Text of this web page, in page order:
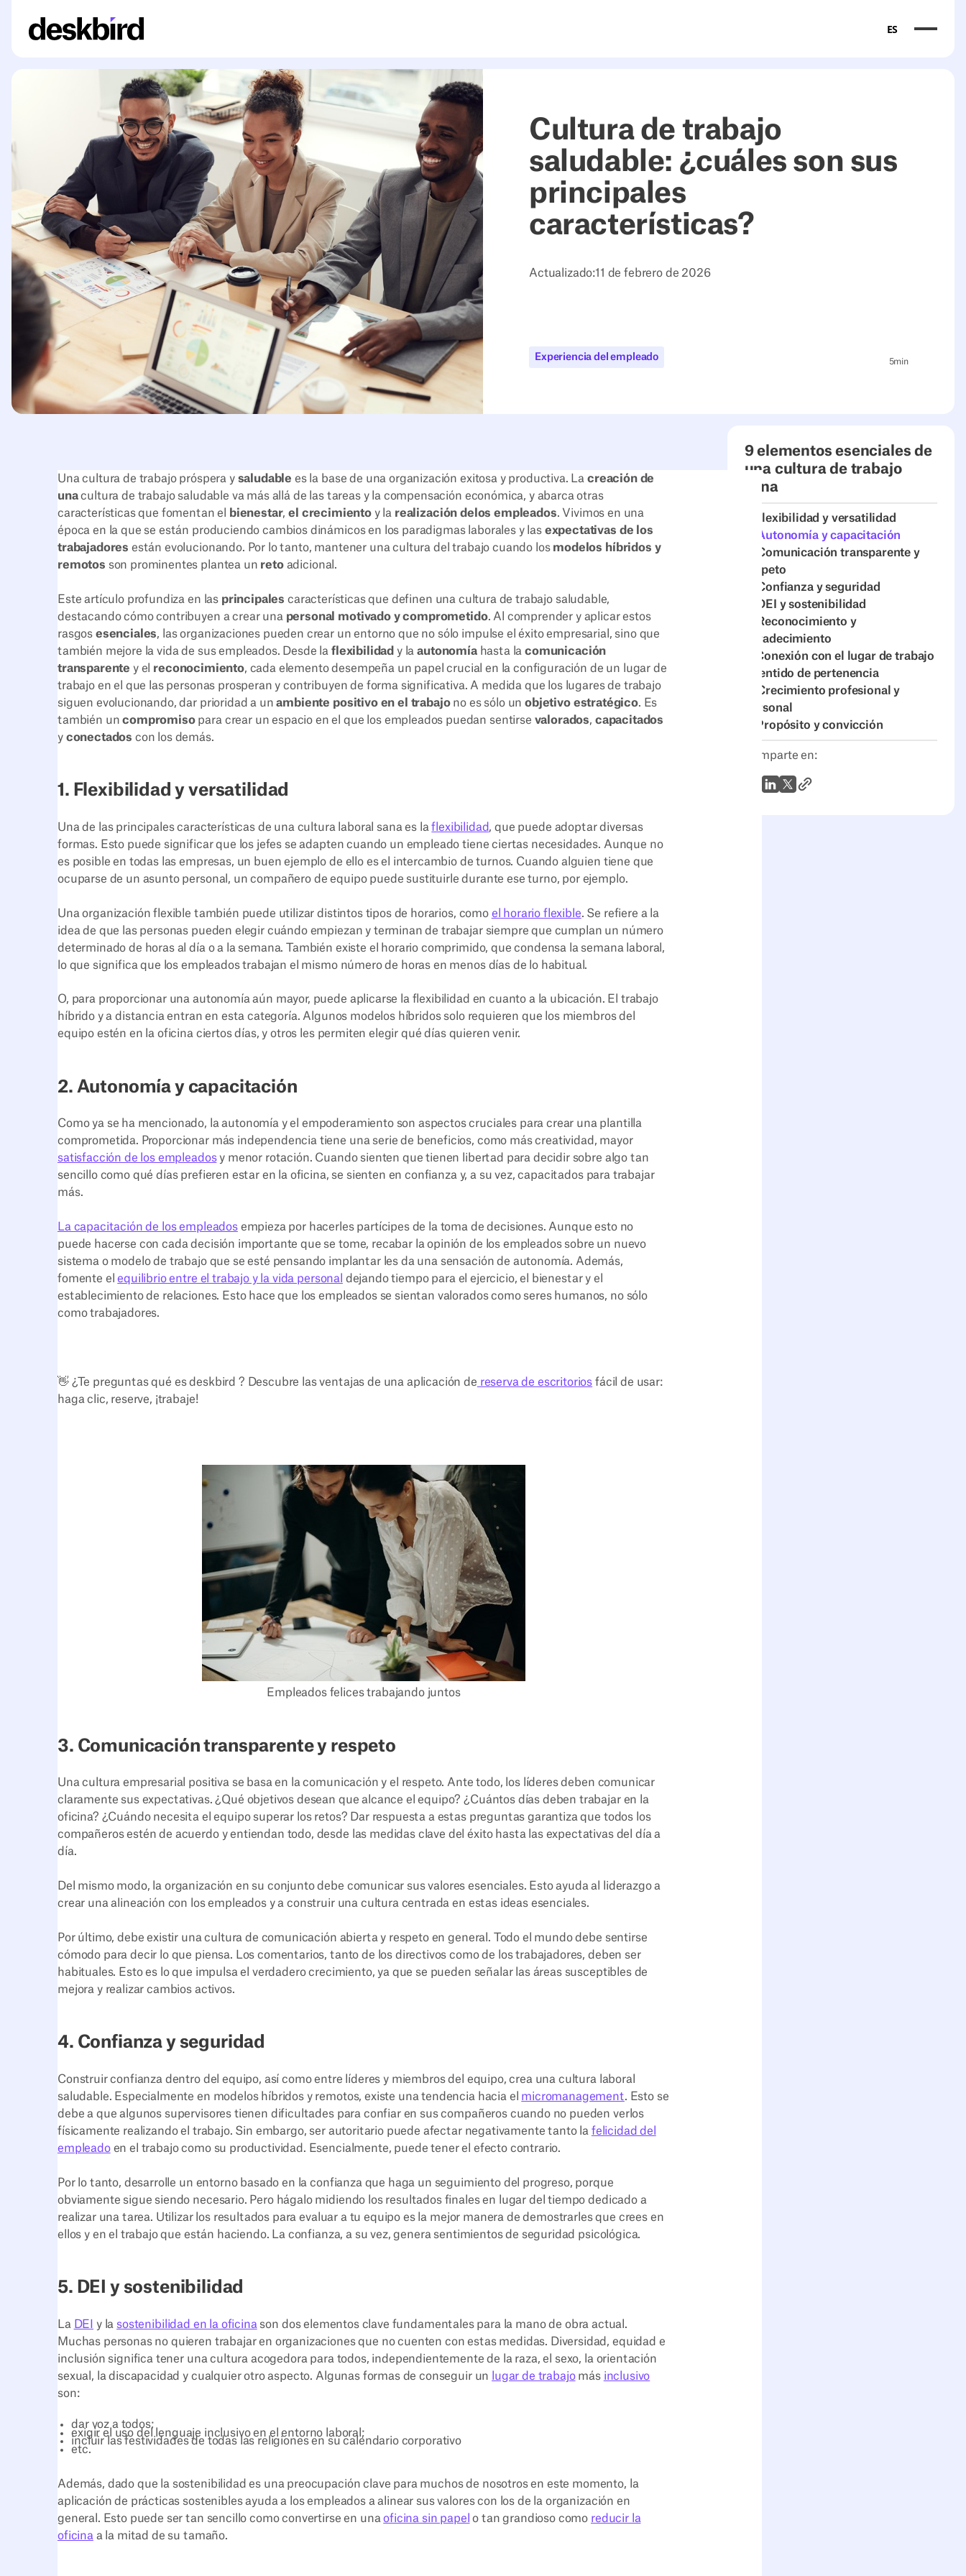
ES
Cultura de trabajo
saludable: ¿cuáles son sus
principales
características?
Actualizado:11 de febrero de 2026
Experiencia del empleado 5min
9 elementos esenciales de
una cultura de trabajo
sana
1. Flexibilidad y versatilidad
2. Autonomía y capacitación
3. Comunicación transparente y
respeto
4. Confianza y seguridad
5. DEI y sostenibilidad
6. Reconocimiento y
agradecimiento
7. Conexión con el lugar de trabajo
y sentido de pertenencia
8. Crecimiento profesional y
personal
9. Propósito y convicción
Comparte en:
WhatsApp
LinkedIn
X (Twitter)
Enlace al artículo
Una cultura de trabajo próspera y saludable es la base de una organización exitosa y productiva. Lacreación de
unacultura de trabajo saludable va más allá de las tareas y la compensación económica, y abarca otras
características que fomentan el
bienestar,el crecimientoy la realización de los empleados. Vivimos en una
época en la que se están produciendo cambios dinámicos en los paradigmas laborales y las expectativas de los
trabajadores están evolucionando. Por lo tanto, mantener una cultura del trabajo cuando los modelos híbridos y
remotos son prominentes plantea un retoadicional.
Este artículo profundiza en las principales características que definen una cultura de trabajo saludable,
destacando cómo contribuyen a crear una personal motivado y comprometido. Al comprender y aplicar estos
rasgos esenciales, las organizaciones pueden crear un entorno que no sólo impulse el éxito empresarial, sino que
también mejore la vida de sus empleados. Desde la flexibilidad y laautonomíahasta lacomunicación
transparente y el reconocimiento, cada elemento desempeña un papel crucial en la configuración de un lugar de
trabajo en el que las personas prosperan y contribuyen de forma significativa. A medida que los lugares de trabajo
siguen evolucionando, dar prioridad a unambiente positivo en el trabajono es sólo unobjetivo estratégico. Es
también uncompromisopara crear un espacio en el que los empleados puedan sentirse valorados, capacitados
y conectados con los demás.
1. Flexibilidad y versatilidad
Una de las principales características de una cultura laboral sana es laflexibilidad, que puede adoptar diversas
formas. Esto puede significar que los jefes se adapten cuando un empleado tiene ciertas necesidades. Aunque no
es posible en todas las empresas, un buen ejemplo de ello es el intercambio de turnos. Cuando alguien tiene que
ocuparse de un asunto personal, un compañero de equipo puede sustituirle durante ese turno, por ejemplo.
Una organización flexible también puede utilizar distintos tipos de horarios, como el horario flexible. Se refiere a la
idea de que las personas pueden elegir cuándo empiezan y terminan de trabajar siempre que cumplan un número
determinado de horas al día o a la semana. También existe el horario comprimido, que condensa la semana laboral,
lo que significa que los empleados trabajan el mismo número de horas en menos días de lo habitual.
O, para proporcionar una autonomía aún mayor, puede aplicarse la flexibilidad en cuanto a la ubicación. El trabajo
híbrido y a distancia entran en esta categoría. Algunos modelos híbridos solo requieren que los miembros del
equipo estén en la oficina ciertos días, y otros les permiten elegir qué días quieren venir.
2. Autonomía y capacitación
Como ya se ha mencionado, la autonomía y el empoderamiento son aspectos cruciales para crear una plantilla
comprometida. Proporcionar más independencia tiene una serie de beneficios, como más creatividad, mayor
satisfacción de los empleadosy menor rotación. Cuando sienten que tienen libertad para decidir sobre algo tan
sencillo como qué días prefieren estar en la oficina, se sienten en confianza y, a su vez, capacitados para trabajar
más.
La capacitación de los empleadosempieza por hacerles partícipes de la toma de decisiones. Aunque esto no
puede hacerse con cada decisión importante que se tome, recabar la opinión de los empleados sobre un nuevo
sistema o modelo de trabajo que se esté pensando implantar les da una sensación de autonomía. Además,
fomente elequilibrio entre el trabajo y la vida personal dejando tiempo para el ejercicio, el bienestar y el
establecimiento de relaciones. Esto hace que los empleados se sientan valorados como seres humanos, no sólo
como trabajadores.
👋 ¿Te preguntas qué es deskbird ? Descubre las ventajas de una aplicación de reserva de escritorios fácil de usar:
haga clic, reserve, ¡trabaje!
Empleados felices trabajando juntos
3. Comunicación transparente y respeto
Una cultura empresarial positiva se basa en la comunicación y el respeto. Ante todo, los líderes deben comunicar
claramente sus expectativas. ¿Qué objetivos desean que alcance el equipo? ¿Cuántos días deben trabajar en la
oficina? ¿Cuándo necesita el equipo superar los retos? Dar respuesta a estas preguntas garantiza que todos los
compañeros estén de acuerdo y entiendan todo, desde las medidas clave del éxito hasta las expectativas del día a
día.
Del mismo modo, la organización en su conjunto debe comunicar sus valores esenciales. Esto ayuda al liderazgo a
crear una alineación con los empleados y a construir una cultura centrada en estas ideas esenciales.
Por último, debe existir una cultura de comunicación abierta y respeto en general. Todo el mundo debe sentirse
cómodo para decir lo que piensa. Los comentarios, tanto de los directivos como de los trabajadores, deben ser
habituales. Esto es lo que impulsa el verdadero crecimiento, ya que se pueden señalar las áreas susceptibles de
mejora y realizar cambios activos.
4. Confianza y seguridad
Construir confianza dentro del equipo, así como entre líderes y miembros del equipo, crea una cultura laboral
saludable. Especialmente en modelos híbridos y remotos, existe una tendencia hacia el micromanagement. Esto se
debe a que algunos supervisores tienen dificultades para confiar en sus compañeros cuando no pueden verlos
físicamente realizando el trabajo. Sin embargo, ser autoritario puede afectar negativamente tanto la felicidad del
empleadoen el trabajo como su productividad. Esencialmente, puede tener el efecto contrario.
Por lo tanto, desarrolle un entorno basado en la confianza que haga un seguimiento del progreso, porque
obviamente sigue siendo necesario. Pero hágalo midiendo los resultados finales en lugar del tiempo dedicado a
realizar una tarea. Utilizar los resultados para evaluar a tu equipo es la mejor manera de demostrarles que crees en
ellos y en el trabajo que están haciendo. La confianza, a su vez, genera sentimientos de seguridad psicológica.
5. DEI y sostenibilidad
La DEI y la sostenibilidad en la oficina son dos elementos clave fundamentales para la mano de obra actual.
Muchas personas no quieren trabajar en organizaciones que no cuenten con estas medidas. Diversidad, equidad e
inclusión significa tener una cultura acogedora para todos, independientemente de la raza, el sexo, la orientación
sexual, la discapacidad y cualquier otro aspecto. Algunas formas de conseguir un
lugar de trabajomás inclusivo
son:
dar voz a todos;
exigir el uso del lenguaje inclusivo en el entorno laboral;
incluir las festividades de todas las religiones en su calendario corporativo
etc.
Además, dado que la sostenibilidad es una preocupación clave para muchos de nosotros en este momento, la
aplicación de prácticas sostenibles ayuda a los empleados a alinear sus valores con los de la organización en
general. Esto puede ser tan sencillo como convertirse en unaoficina sin papel o tan grandioso como reducir la
oficina a la mitad de su tamaño.